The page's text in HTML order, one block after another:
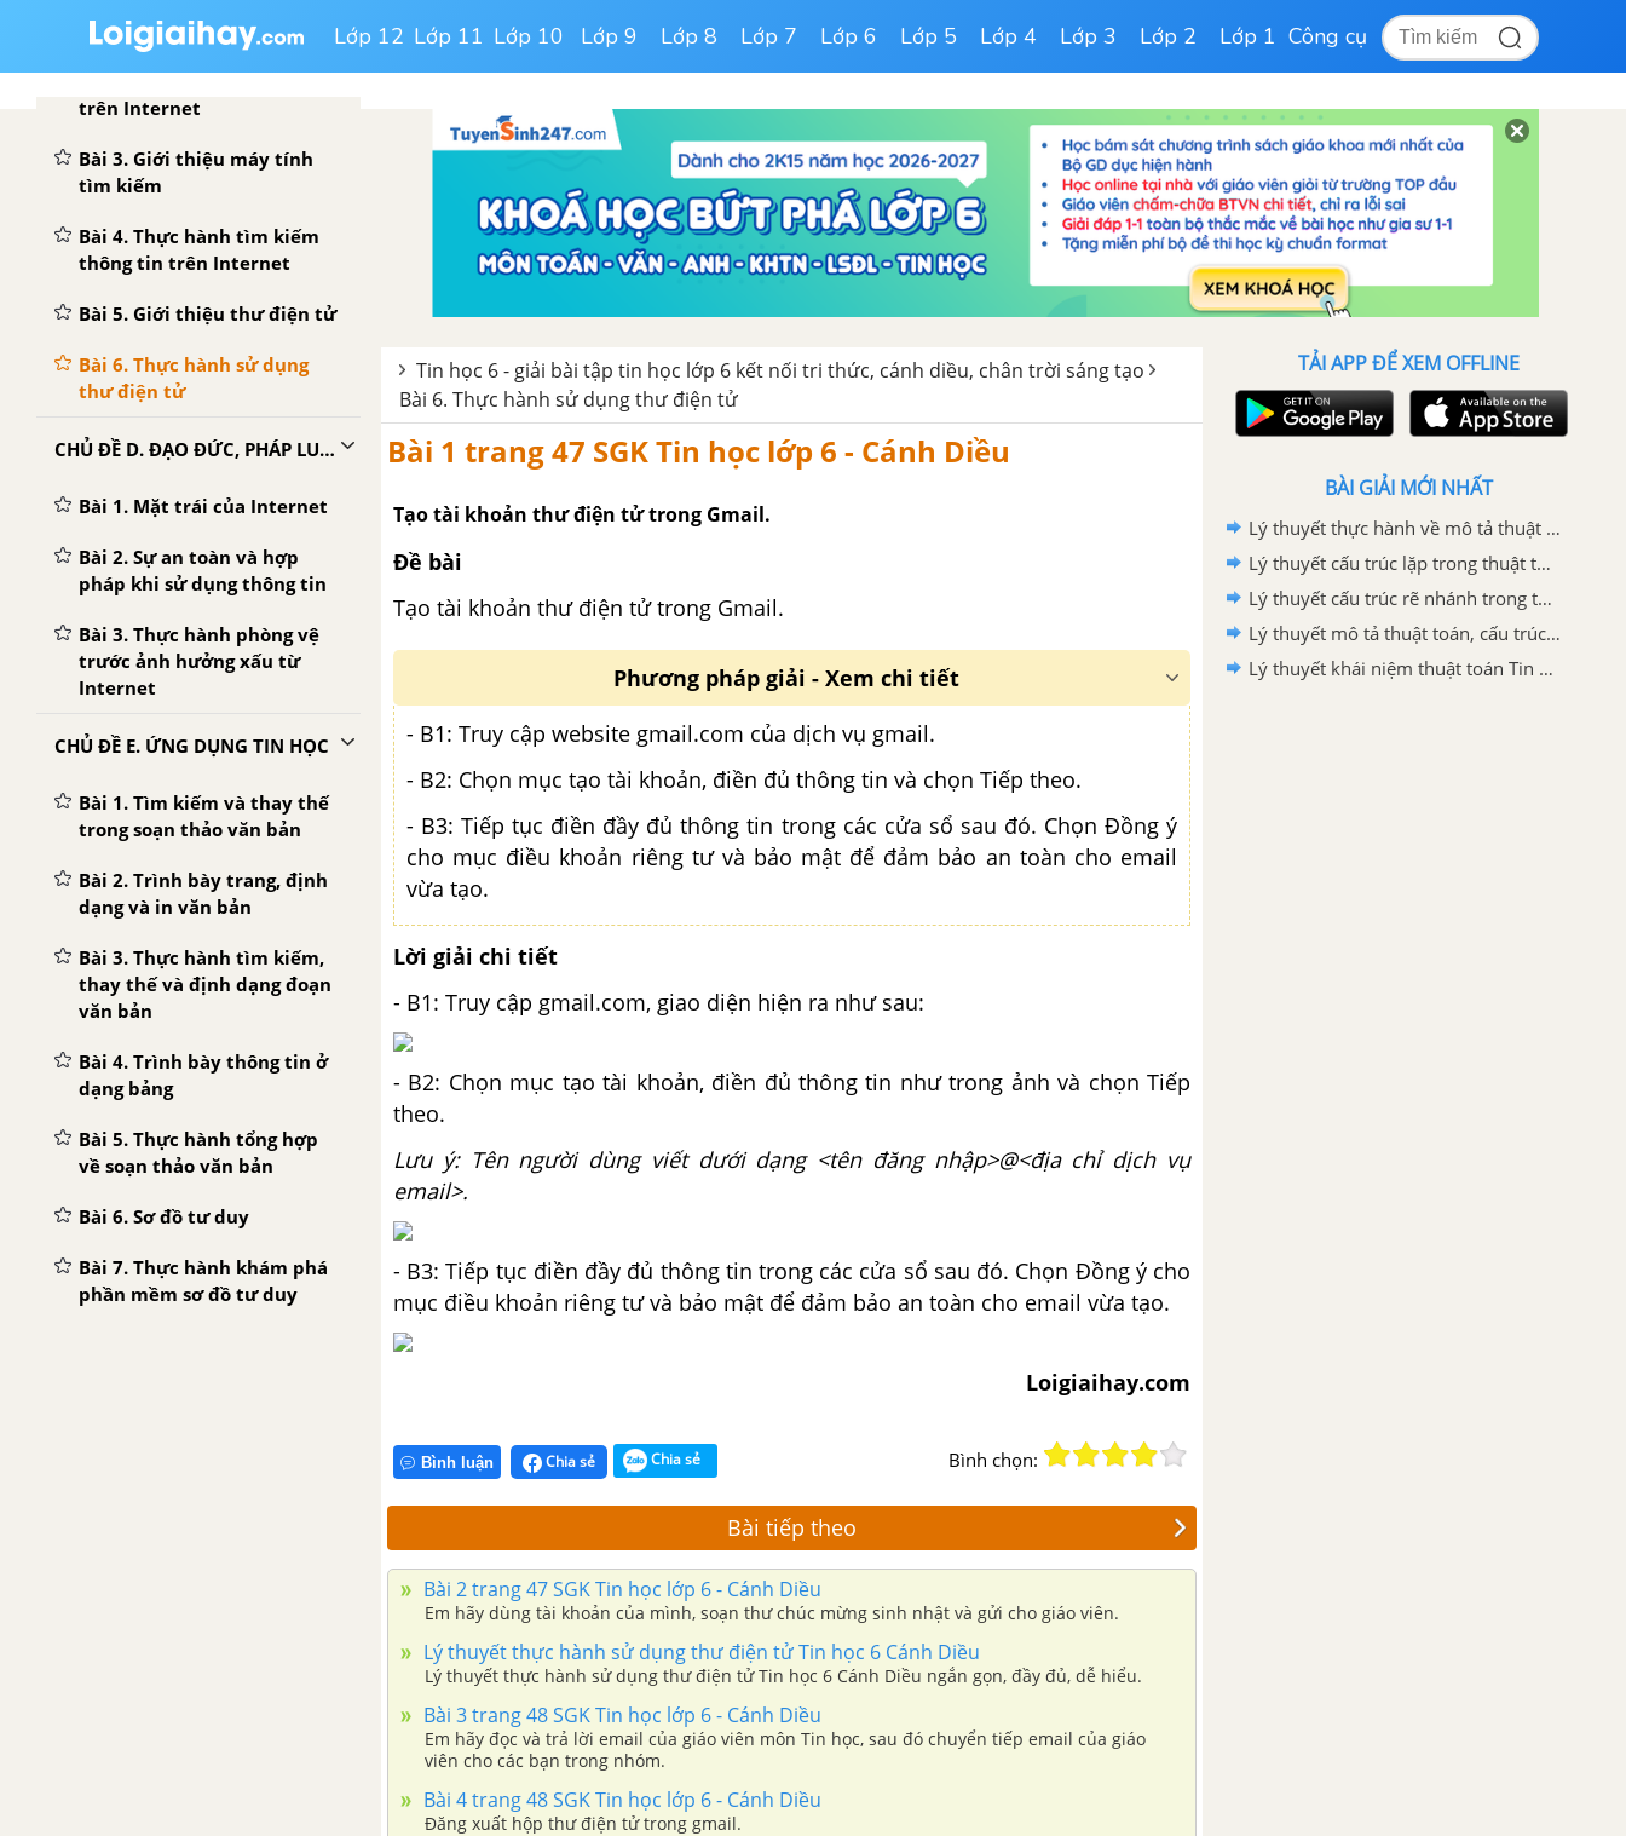
Lớp 12 Lớp 11 Lớp 10 Lớp 9 Lớp 8 Lớp 7 Lớp 6 Lớp 5 Lớp 4 Lớp 3 Lớp 2 Lớp 1 Công cụ
Bài 1. Thông tin trên web
trên Internet
Bài 3. Giới thiệu máy tính
tìm kiếm
Bài 4. Thực hành tìm kiếm
thông tin trên Internet
Bài 5. Giới thiệu thư điện tử
Bài 6. Thực hành sử dụng
thư điện tử
CHỦ ĐỀ D. ĐẠO ĐỨC, PHÁP LUẬT VÀ VĂN HÓA TRONG MÔI TRƯỜNG SỐ
Bài 1. Mặt trái của Internet
Bài 2. Sự an toàn và hợp
pháp khi sử dụng thông tin
Bài 3. Thực hành phòng vệ
trước ảnh hưởng xấu từ
Internet
CHỦ ĐỀ E. ỨNG DỤNG TIN HỌC
Bài 1. Tìm kiếm và thay thế
trong soạn thảo văn bản
Bài 2. Trình bày trang, định
dạng và in văn bản
Bài 3. Thực hành tìm kiếm,
thay thế và định dạng đoạn
văn bản
Bài 4. Trình bày thông tin ở
dạng bảng
Bài 5. Thực hành tổng hợp
về soạn thảo văn bản
Bài 6. Sơ đồ tư duy
Bài 7. Thực hành khám phá
phần mềm sơ đồ tư duy
Tin học 6 - giải bài tập tin học lớp 6 kết nối tri thức, cánh diều, chân trời sáng tạo
Bài 6. Thực hành sử dụng thư điện tử
Bài 1 trang 47 SGK Tin học lớp 6 - Cánh Diều
Tạo tài khoản thư điện tử trong Gmail.
Đề bài
Tạo tài khoản thư điện tử trong Gmail.
Phương pháp giải - Xem chi tiết
- B1: Truy cập website gmail.com của dịch vụ gmail.
- B2: Chọn mục tạo tài khoản, điền đủ thông tin và chọn Tiếp theo.
- B3: Tiếp tục điền đầy đủ thông tin trong các cửa sổ sau đó. Chọn Đồng ý
cho mục điều khoản riêng tư và bảo mật để đảm bảo an toàn cho email
vừa tạo.
Lời giải chi tiết
- B1: Truy cập gmail.com, giao diện hiện ra như sau:
- B2: Chọn mục tạo tài khoản, điền đủ thông tin như trong ảnh và chọn Tiếp
theo.
Lưu ý: Tên người dùng viết dưới dạng <tên đăng nhập>@<địa chỉ dịch vụ
email>.
- B3: Tiếp tục điền đầy đủ thông tin trong các cửa sổ sau đó. Chọn Đồng ý cho
mục điều khoản riêng tư và bảo mật để đảm bảo an toàn cho email vừa tạo.
Loigiaihay.com
Bình luận Chia sẻ Chia sẻ Bình chọn:
Bài tiếp theo
Bài 2 trang 47 SGK Tin học lớp 6 - Cánh Diều
Em hãy dùng tài khoản của mình, soạn thư chúc mừng sinh nhật và gửi cho giáo viên.
Lý thuyết thực hành sử dụng thư điện tử Tin học 6 Cánh Diều
Lý thuyết thực hành sử dụng thư điện tử Tin học 6 Cánh Diều ngắn gọn, đầy đủ, dễ hiểu.
Bài 3 trang 48 SGK Tin học lớp 6 - Cánh Diều
Em hãy đọc và trả lời email của giáo viên môn Tin học, sau đó chuyển tiếp email của giáo
viên cho các bạn trong nhóm.
Bài 4 trang 48 SGK Tin học lớp 6 - Cánh Diều
Đăng xuất hộp thư điện tử trong gmail.
TẢI APP ĐỂ XEM OFFLINE
BÀI GIẢI MỚI NHẤT
Lý thuyết thực hành về mô tả thuật toán Tin học 6 Cánh Diều
Lý thuyết cấu trúc lặp trong thuật toán Tin học 6 Cánh Diều
Lý thuyết cấu trúc rẽ nhánh trong thuật toán Tin học 6 Cánh Diều
Lý thuyết mô tả thuật toán, cấu trúc tuần tự trong thuật toán Tin học 6 Cánh Diều
Lý thuyết khái niệm thuật toán Tin học 6 Cánh Diều